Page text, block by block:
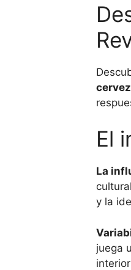
El
La
y la
juega